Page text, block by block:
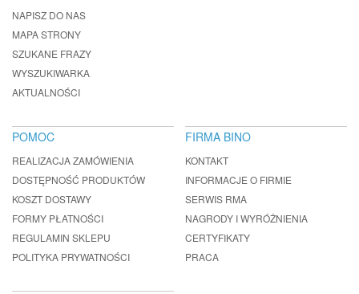
NAPISZ DO NAS
MAPA STRONY
SZUKANE FRAZY
WYSZUKIWARKA
AKTUALNOŚCI
POMOC
REALIZACJA ZAMÓWIENIA
DOSTĘPNOŚĆ PRODUKTÓW
KOSZT DOSTAWY
FORMY PŁATNOŚCI
REGULAMIN SKLEPU
POLITYKA PRYWATNOŚCI
FIRMA BINO
KONTAKT
INFORMACJE O FIRMIE
SERWIS RMA
NAGRODY I WYRÓŻNIENIA
CERTYFIKATY
PRACA